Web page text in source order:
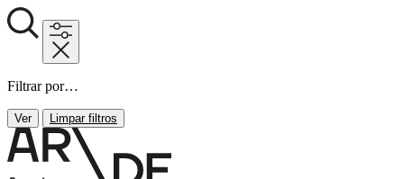
Filtrar por…
Ver Limpar filtros